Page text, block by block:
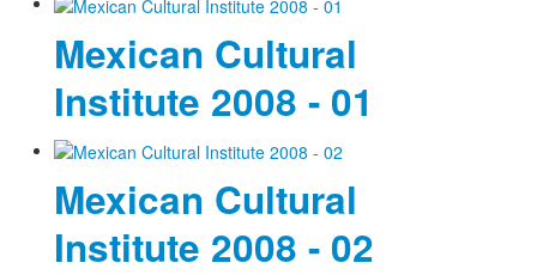
Mexican Cultural
Institute 2008 - 01
Mexican Cultural
Institute 2008 - 02